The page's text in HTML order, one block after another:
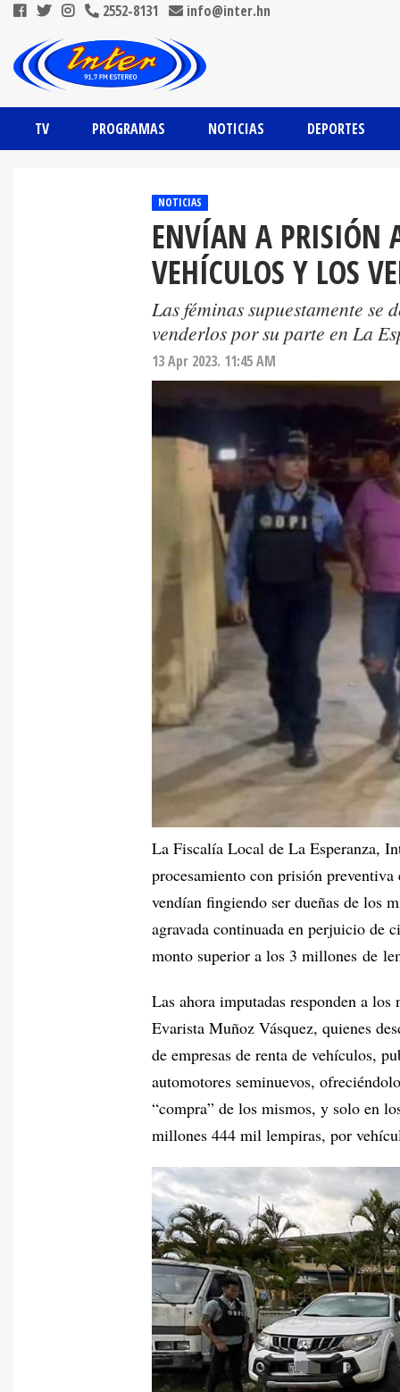
2552-8131 info@inter.hn
TV PROGRAMAS NOTICIAS DEPORTES
NOTICIAS
ENVÍAN A PRISIÓN
VEHÍCULOS Y LOS
Las féminas supuestamente
venderlos por su parte en La
13 Apr 2023. 11:45 AM
La Fiscalía Local de La Esperanza,
procesamiento con prisión
vendían fingiendo ser dueñas de los
agravada continuada en perjuicio de
monto superior a los 3 millones de
Las ahora imputadas responden a
Evarista Muñoz Vásquez, quienes
de empresas de renta de vehículos,
automotores seminuevos,
“compra” de los mismos, y solo en
millones 444 mil lempiras, por